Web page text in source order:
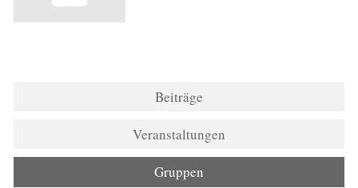
Beiträge
Veranstaltungen
Gruppen